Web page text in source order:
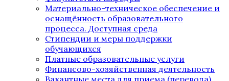
Материально-техническое обеспечение и
оснащённость образовательного
процесса. Доступная среда
Стипендии и меры поддержки
обучающихся
Платные образовательные услуги
Финансово-хозяйственная деятельность
Вакантные места для приема (перевода)